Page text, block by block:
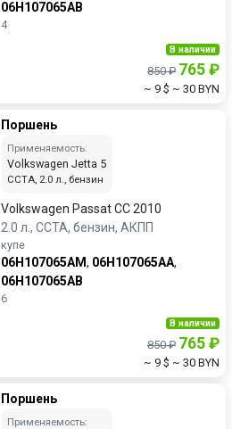
06H107065AB
4
В наличии
850 ₽ 765 ₽
~ 9 $ ~ 30 BYN
Поршень
Применяемость:
Volkswagen Jetta 5
CCTA, 2.0 л., бензин
Volkswagen Passat CC 2010
2.0 л., CCTA, бензин, АКПП
купе
06H107065AM, 06H107065AA,
06H107065AB
6
В наличии
850 ₽ 765 ₽
~ 9 $ ~ 30 BYN
Поршень
Применяемость: